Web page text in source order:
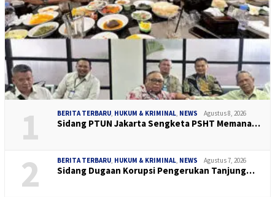
1 BERITA TERBARU, HUKUM & KRIMINAL, NEWS Agustus 8, 2026
Sidang PTUN Jakarta Sengketa PSHT Memana…
2 BERITA TERBARU, HUKUM & KRIMINAL, NEWS Agustus 7, 2026
Sidang Dugaan Korupsi Pengerukan Tanjung…